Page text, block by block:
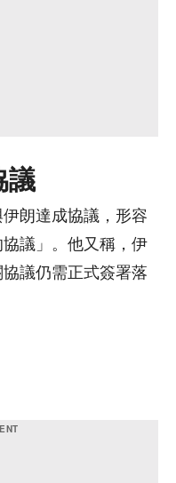
議
朗達成協議，形容
議」。他又稱，伊
議仍需正式簽署落